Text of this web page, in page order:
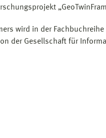
wird in der
der Gesellschaft für